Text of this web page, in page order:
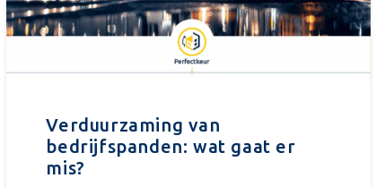
Verduurzaming van
bedrijfspanden: wat gaat er
mis?